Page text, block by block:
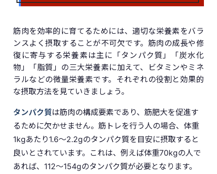
筋肉を効率的に育てるためには、適切な栄養素をバラ
ンスよく摂取することが不可欠です。筋肉の成長や修
復に寄与する栄養素は主に「タンパク質」「炭水化
物」「脂質」の三大栄養素に加えて、ビタミンやミネ
ラルなどの微量栄養素です。それぞれの役割と効果的
な摂取方法を見ていきましょう。
タンパク質は筋肉の構成要素であり、筋肥大を促進す
るために欠かせません。筋トレを行う人の場合、体重
1kgあたり1.6〜2.2gのタンパク質を目安に摂取すると
良いとされています。これは、例えば体重70kgの人で
あれば、112〜154gのタンパク質が必要となります。